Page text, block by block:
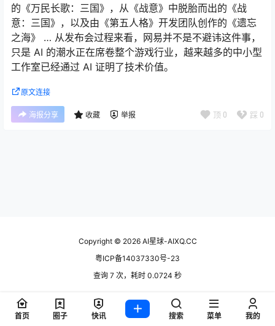
的《万民长歌：三国》，从《战意》中脱胎而出的《战
意：三国》，以及由《第五人格》开发团队创作的《遗忘
之海》 … 从发布会过程来看，网易并不是不避讳这件事，
只是 AI 的潮水正在席卷整个游戏行业，越来越多的中小型
工作室已经通过 AI 证明了技术价值。
原文连接
海报分享 收藏 举报 顶 0 踩 0
Copyright © 2026AI星球-AIXQ.CC
粤ICP备14037330号-23
查询 7 次，耗时 0.0724 秒
首页 圈子 快讯 搜索 菜单 我的